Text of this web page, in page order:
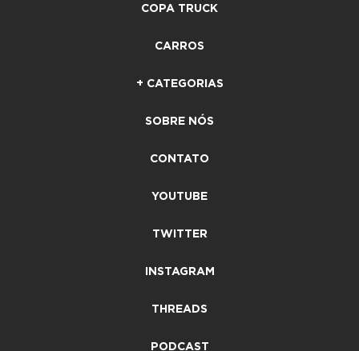
COPA TRUCK
CARROS
+ CATEGORIAS
SOBRE NÓS
CONTATO
YOUTUBE
TWITTER
INSTAGRAM
THREADS
PODCAST